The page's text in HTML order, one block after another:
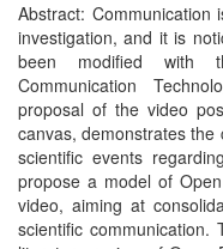
Abstract: Communication
investigation, and it is
been modified with
Communication
proposal of the video
canvas, demonstrates
scientific events
propose a model of
video, aiming at
scientific